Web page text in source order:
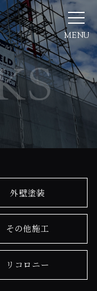
MENU
外壁塗装
その他施工
リコロニー